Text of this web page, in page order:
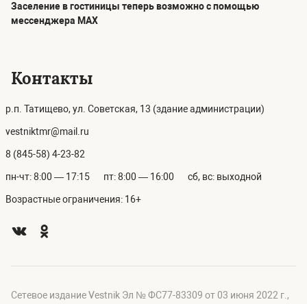
Заселение в гостиницы теперь возможно с помощью
мессенджера MAX
Контакты
р.п. Татищево, ул. Советская, 13 (здание администрации)
vestniktmr@mail.ru
8 (845-58) 4-23-82
пн-чт: 8:00 — 17:15 пт: 8:00 — 16:00 сб, вс: выходной
Возрастные ограничения: 16+
Сетевое издание Vestnik Эл № ФС77-83309 от 03 июня 2022 г.,